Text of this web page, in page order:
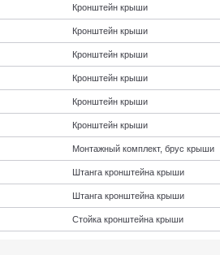
Кронштейн крыши
Кронштейн крыши
Кронштейн крыши
Кронштейн крыши
Кронштейн крыши
Кронштейн крыши
Монтажный комплект, брус крыши
Штанга кронштейна крыши
Штанга кронштейна крыши
Стойка кронштейна крыши